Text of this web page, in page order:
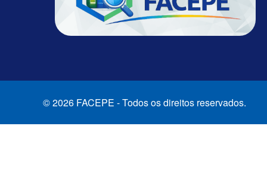
© 2026 FACEPE - Todos os direitos reservados.